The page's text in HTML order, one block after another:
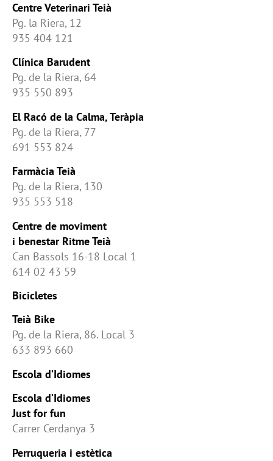
Centre Veterinari Teià
Pg. la Riera, 12
935 404 121
Clínica Barudent
Pg. de la Riera, 64
935 550 893
El Racó de la Calma, Teràpia
Pg. de la Riera, 77
691 553 824
Farmàcia Teià
Pg. de la Riera, 130
935 553 518
Centre de moviment
i benestar Ritme Teià
Can Bassols 16-18 Local 1
614 02 43 59
Bicicletes
Teià Bike
Pg. de la Riera, 86. Local 3
633 893 660
Escola d’Idiomes
Escola d’Idiomes
Just for fun
Carrer Cerdanya 3
Perruqueria i estètica